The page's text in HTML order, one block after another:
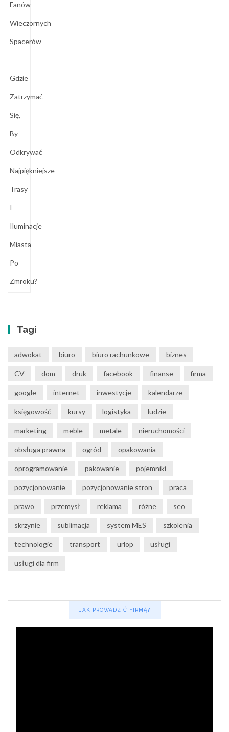
Tagi
adwokat biuro biuro rachunkowe biznes
CV dom druk facebook finanse firma
google internet inwestycje kalendarze
księgowość kursy logistyka ludzie
marketing meble metale nieruchomości
obsługa prawna ogród opakowania
oprogramowanie pakowanie pojemniki
pozycjonowanie pozycjonowanie stron praca
prawo przemysł reklama różne seo
skrzynie sublimacja system MES szkolenia
technologie transport urlop usługi
usługi dla firm
JAK PROWADZIĆ FIRMĄ?